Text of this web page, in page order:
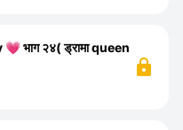
भाग २४( ड्रामा queen